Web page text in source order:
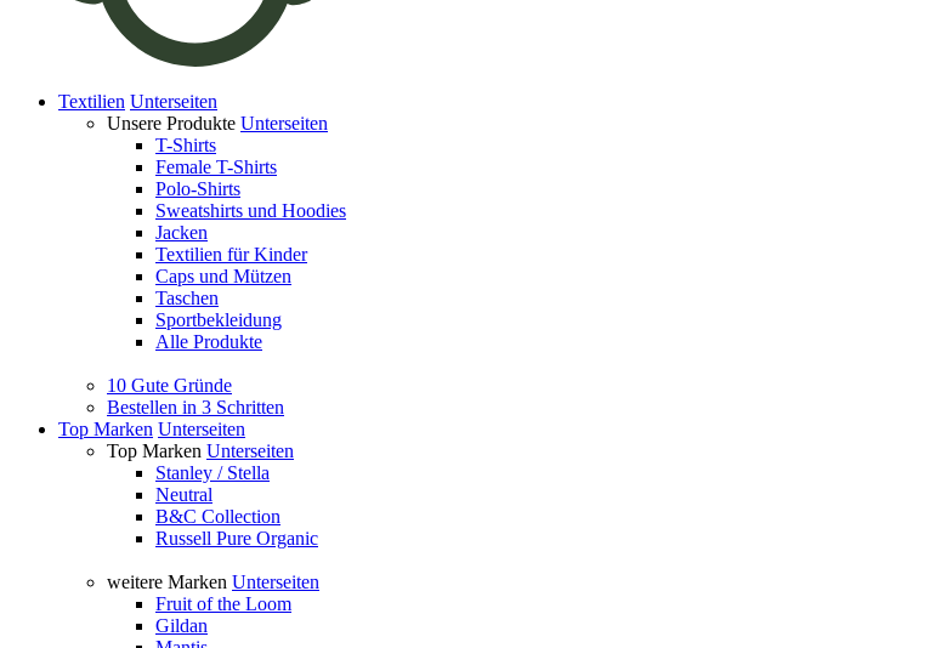
Textilien Unterseiten
Unsere Produkte Unterseiten
T-Shirts
Female T-Shirts
Polo-Shirts
Sweatshirts und Hoodies
Jacken
Textilien für Kinder
Caps und Mützen
Taschen
Sportbekleidung
Alle Produkte
10 Gute Gründe
Bestellen in 3 Schritten
Top Marken Unterseiten
Top Marken Unterseiten
Stanley / Stella
Neutral
B&C Collection
Russell Pure Organic
weitere Marken Unterseiten
Fruit of the Loom
Gildan